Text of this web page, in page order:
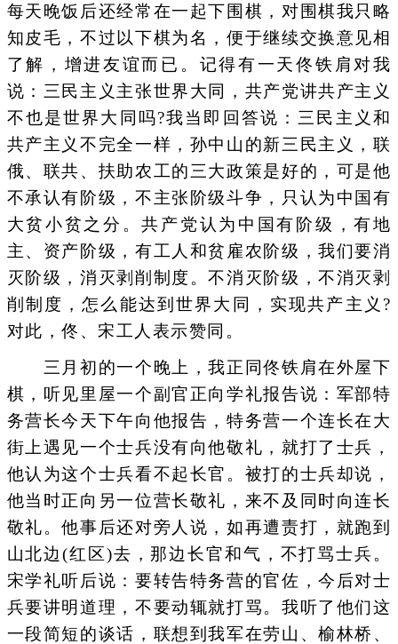
每天晚饭后还经常在一起下围棋，对围棋我只略
知皮毛，不过以下棋为名，便于继续交换意见相
了解，增进友谊而已。记得有一天佟铁肩对我
说：三民主义主张世界大同，共产党讲共产主义
不也是世界大同吗?我当即回答说：三民主义和
共产主义不完全一样，孙中山的新三民主义，联
俄、联共、扶助农工的三大政策是好的，可是他
不承认有阶级，不主张阶级斗争，只认为中国有
大贫小贫之分。共产党认为中国有阶级，有地
主、资产阶级，有工人和贫雇农阶级，我们要消
灭阶级，消灭剥削制度。不消灭阶级，不消灭剥
削制度，怎么能达到世界大同，实现共产主义?
对此，佟、宋工人表示赞同。
三月初的一个晚上，我正同佟铁肩在外屋下
棋，听见里屋一个副官正向学礼报告说：军部特
务营长今天下午向他报告，特务营一个连长在大
街上遇见一个士兵没有向他敬礼，就打了士兵，
他认为这个士兵看不起长官。被打的士兵却说，
他当时正向另一位营长敬礼，来不及同时向连长
敬礼。他事后还对旁人说，如再遭责打，就跑到
山北边(红区)去，那边长官和气，不打骂士兵。
宋学礼听后说：要转告特务营的官佐，今后对士
兵要讲明道理，不要动辄就打骂。我听了他们这
一段简短的谈话，联想到我军在劳山、榆林桥、